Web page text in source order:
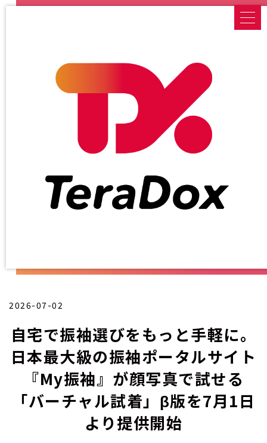
NEWS 新着情報
2026-07-02
自宅で振袖選びをもっと手軽に。
日本最大級の振袖ポータルサイト
『My振袖』が顔写真で試せる
「バーチャル試着」β版を7月1日
より提供開始